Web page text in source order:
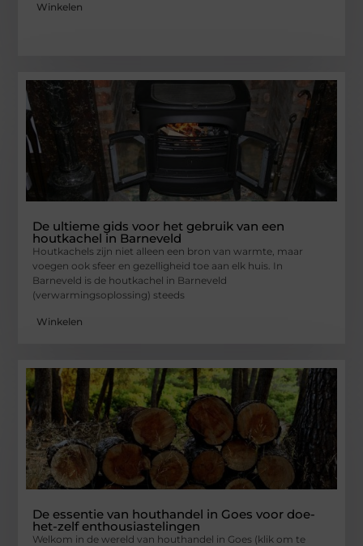
Winkelen
De ultieme gids voor het gebruik van een
houtkachel in Barneveld
Houtkachels zijn niet alleen een bron van warmte, maar
voegen ook sfeer en gezelligheid toe aan elk huis. In
Barneveld is de houtkachel in Barneveld
(verwarmingsoplossing) steeds
Winkelen
De essentie van houthandel in Goes voor doe-
het-zelf enthousiastelingen
Welkom in de wereld van houthandel in Goes (klik om te